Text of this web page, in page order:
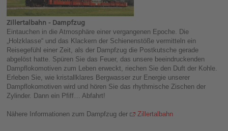
Zillertalbahn - Dampfzug
Eintauchen in die Atmosphäre einer vergangenen Epoche. Die
„Holzklasse“ und das Klackern der Schienenstöße vermitteln ein
Reisegefühl einer Zeit, als der Dampfzug die Postkutsche gerade
abgelöst hatte. Spüren Sie das Feuer, das unsere beeindruckenden
Dampflokomotiven zum Leben erweckt, riechen Sie den Duft der Kohle.
Erleben Sie, wie kristallklares Bergwasser zur Energie unserer
Dampflokomotiven wird und hören Sie das rhythmische Zischen der
Zylinder. Dann ein Pfiff… Abfahrt!
Nähere Informationen zum Dampfzug der Zillertalbahn